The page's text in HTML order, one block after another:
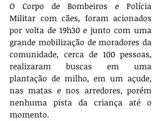
O Corpo de Bombeiros e Polícia
Militar com cães, foram acionados
por volta de 19h30 e junto com uma
grande mobilização de moradores da
comunidade, cerca de 100 pessoas,
realizaram buscas em uma
plantação de milho, em um açude,
nas matas e nos arredores, porém
nenhuma pista da criança até o
momento.